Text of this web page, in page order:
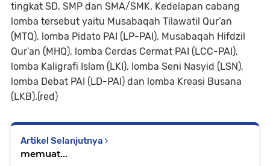
tingkat SD, SMP dan SMA/SMK. Kedelapan cabang
lomba tersebut yaitu Musabaqah Tilawatil Qur’an
(MTQ), lomba Pidato PAI (LP-PAI), Musabaqah Hifdzil
Qur’an (MHQ), lomba Cerdas Cermat PAI (LCC-PAI),
lomba Kaligrafi Islam (LKI), lomba Seni Nasyid (LSN),
lomba Debat PAI (LD-PAI) dan lomba Kreasi Busana
(LKB).(red)
Artikel Selanjutnya
memuat...